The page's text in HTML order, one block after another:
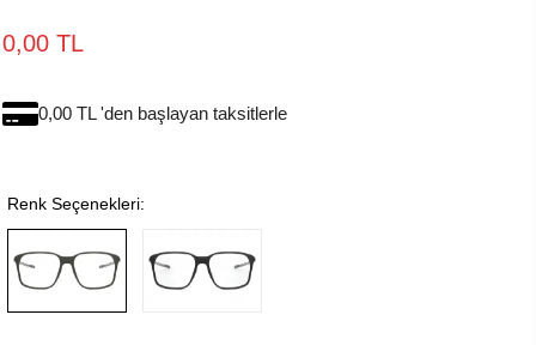
0,00 TL
0,00 TL 'den başlayan taksitlerle
Renk Seçenekleri: